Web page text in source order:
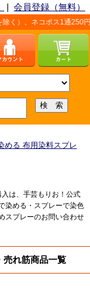
| 会員登録（無料）
、ネコポス1通250円（
める 布用染料スプレ
は、手芸もりお！公式
染める・スプレーで染色
スプレーのお問い合わせ
売れ筋商品一覧